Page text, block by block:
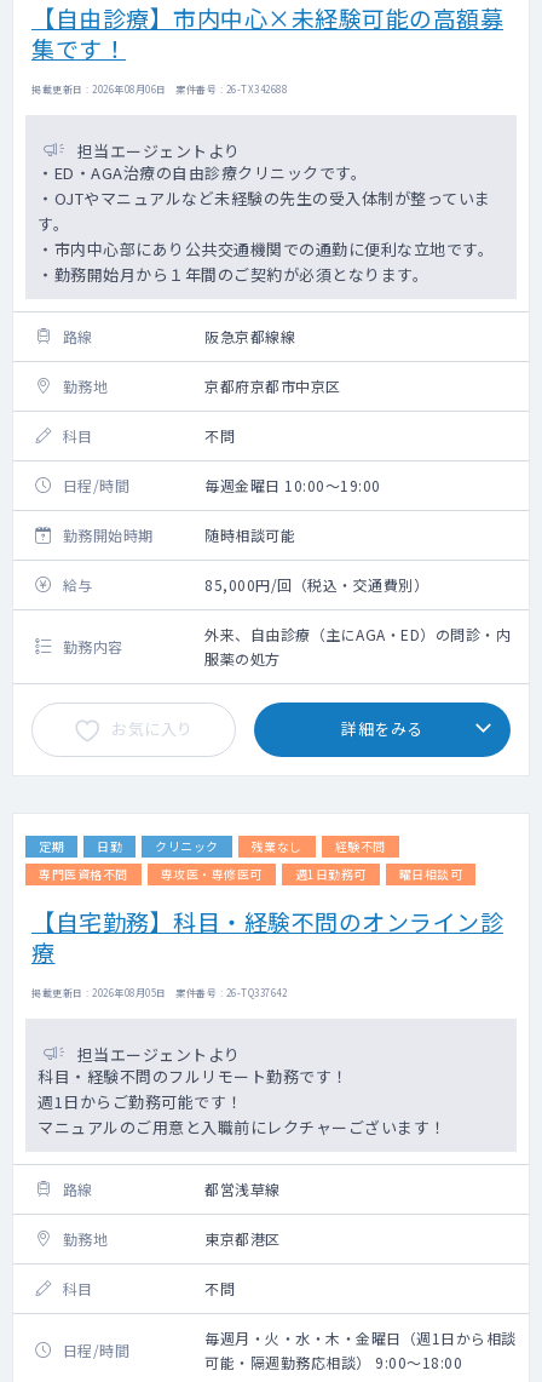
【自由診療】市内中心×未経験可能の高額募
集です！
掲載更新日 : 2026年08月06日 案件番号 : 26-TX342688
担当エージェントより
・ED・AGA治療の自由診療クリニックです。
・OJTやマニュアルなど未経験の先生の受入体制が整っていま
す。
・市内中心部にあり公共交通機関での通勤に便利な立地です。
・勤務開始月から１年間のご契約が必須となります。
路線 阪急京都線線
勤務地 京都府京都市中京区
科目 不問
日程/時間 毎週金曜日 10:00～19:00
勤務開始時期 随時相談可能
給与 85,000円/回（税込・交通費別）
勤務内容
外来、自由診療（主にAGA・ED）の問診・内
服薬の処方
お気に入り 詳細をみる
定期 日勤 クリニック 残業なし
経験不問
専門医資格不問
専攻医・専修医可 週1日勤務可 曜日相談可
【自宅勤務】科目・経験不問のオンライン診
療
掲載更新日 : 2026年08月05日 案件番号 : 26-TQ337642
担当エージェントより
科目・経験不問のフルリモート勤務です！
週1日からご勤務可能です！
マニュアルのご用意と入職前にレクチャーございます！
路線 都営浅草線
勤務地 東京都港区
科目 不問
日程/時間
毎週月・火・水・木・金曜日（週1日から相談
可能・隔週勤務応相談） 9:00～18:00